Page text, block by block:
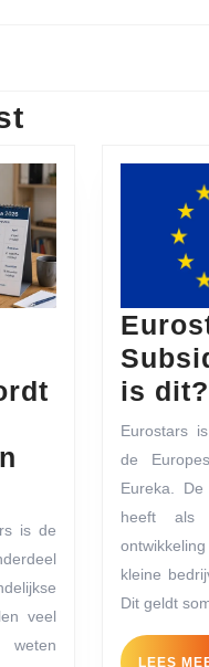
is de
veel
is dit?
Eurostars
de
Eureka.
heeft als
kleine
Dit geldt
LEES